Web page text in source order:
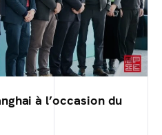
à l’occasion du